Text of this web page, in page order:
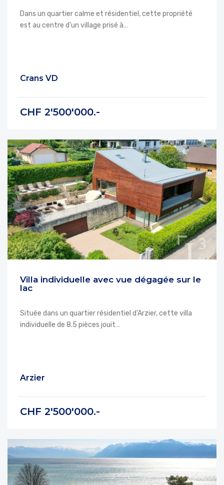
Dans un quartier calme et résidentiel, cette propriété
est au centre d'un village prisé à…
Crans VD
CHF 2'500'000.-
Villa individuelle avec vue dégagée sur le
lac
Située dans un quartier résidentiel d'Arzier, cette villa
individuelle de 8.5 pièces jouit…
Arzier
CHF 2'500'000.-